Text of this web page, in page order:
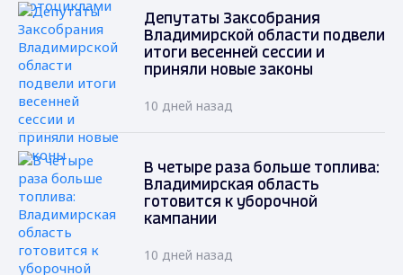
Депутаты Заксобрания
Владимирской области подвели
итоги весенней сессии и
приняли новые законы
10 дней назад
В четыре раза больше топлива:
Владимирская область
готовится к уборочной
кампании
10 дней назад